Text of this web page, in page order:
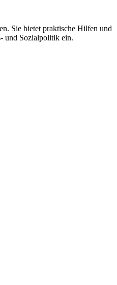
Sie bietet praktische Hilfen und
und Sozialpolitik ein.